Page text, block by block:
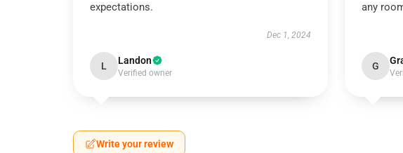
expectations.
Dec 1, 2024
L Landon
Verified owner
any
G
Write your review